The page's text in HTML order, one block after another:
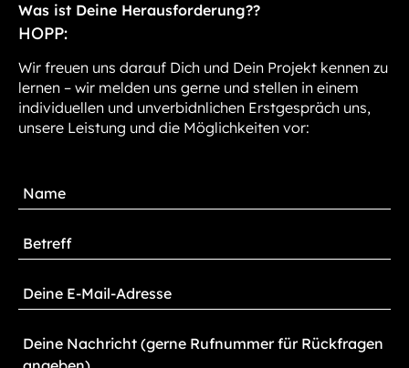
Was ist Deine Herausforderung??
HOPP:
Wir freuen uns darauf Dich und Dein Projekt kennen zu
lernen – wir melden uns gerne und stellen in einem
individuellen und unverbidnlichen Erstgespräch uns,
unsere Leistung und die Möglichkeiten vor: